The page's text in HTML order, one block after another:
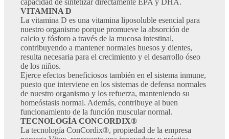
capacidad de sintetizar directamente EPA y DHA.
VITAMINA D
La vitamina D es una vitamina liposoluble esencial para
nuestro organismo porque promueve la absorción de
calcio y fósforo a través de la mucosa intestinal,
contribuyendo a mantener normales huesos y dientes,
resulta necesaria para el crecimiento y el desarrollo óseo
de los niños.
Ejerce efectos beneficiosos también en el sistema inmune,
puesto que interviene en los sistemas de defensa normales
de nuestro organismo y los refuerza, manteniendo su
homeóstasis normal. Además, contribuye al buen
funcionamiento de la función muscular normal.
TECNOLOGÍA CONCORDIX®
La tecnología ConCordix®, propiedad de la empresa